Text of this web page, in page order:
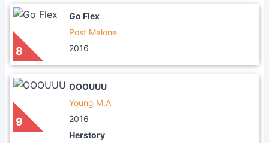
8
Go Flex
Post Malone
2016
9
OOOUUU
Young M.A
2016
Herstory